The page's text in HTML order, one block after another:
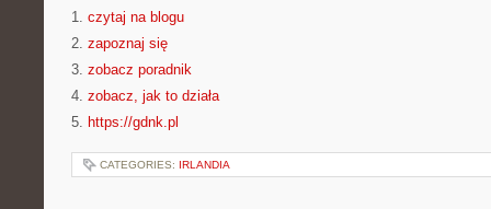
1. czytaj na blogu
2. zapoznaj się
3. zobacz poradnik
4. zobacz, jak to działa
5. https://gdnk.pl
CATEGORIES: IRLANDIA